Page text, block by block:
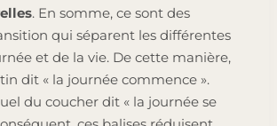
. En somme, ce sont des
qui séparent les différentes
et de la vie. De cette manière,
dit « la journée commence ».
du coucher dit « la journée se